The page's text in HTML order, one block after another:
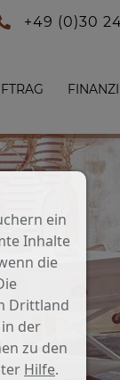
+49 (0)30
ein
Inhalte
die
Drittland
der
zu den
Hilfe.